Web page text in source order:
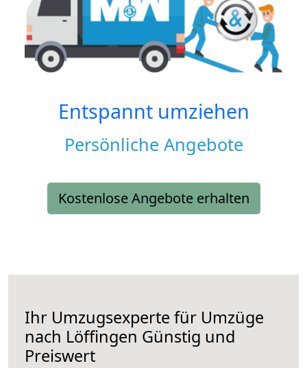
Entspannt umziehen
Persönliche Angebote
Kostenlose Angebote erhalten
Ihr Umzugsexperte für Umzüge
nach Löffingen Günstig und
Preiswert